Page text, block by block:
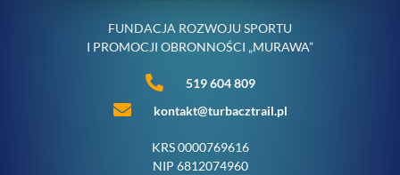
FUNDACJA ROZWOJU SPORTU
I PROMOCJI OBRONNOŚCI „MURAWA”
519 604 809
kontakt@turbacztrail.pl
KRS 0000769616
NIP 6812074960